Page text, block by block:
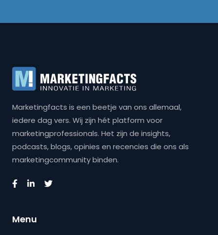
Marketingfacts is een beetje van ons allemaal,
iedere dag vers. Wij zijn hét platform voor
marketingprofessionals. Het zijn de insights,
podcasts, blogs, opinies en recencies die ons als
marketingcommunity binden.
Menu